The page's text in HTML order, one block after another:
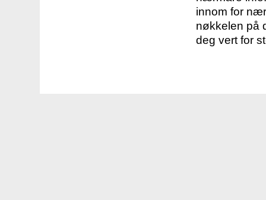
innom for
nøkkelen på
deg vert for